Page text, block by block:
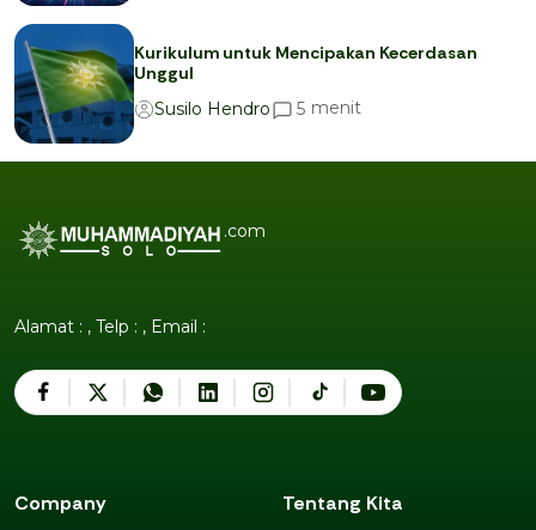
Kurikulum untuk Mencipakan Kecerdasan
Unggul
Susilo Hendro
5 menit
.com
Alamat : , Telp : , Email :
Company Tentang Kita